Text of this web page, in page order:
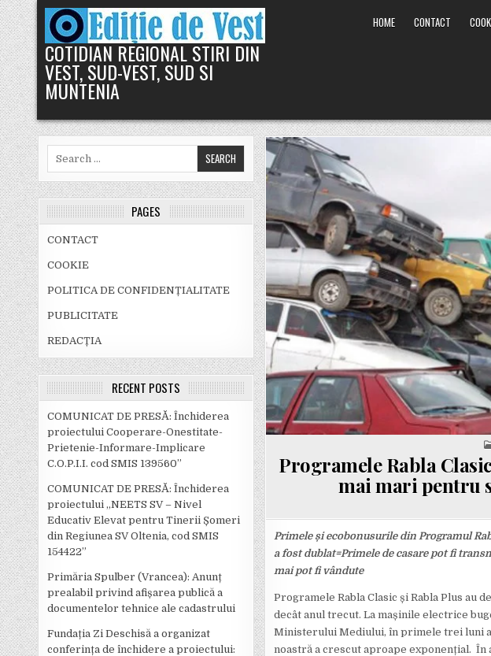
Skip
to
content
COTIDIAN REGIONAL STIRI DIN
VEST, SUD-VEST, SUD SI
MUNTENIA
HOME CONTACT
PAGES
CONTACT
COOKIE
POLITICA DE CONFIDENȚIALITATE
PUBLICITATE
REDACȚIA
RECENT POSTS
COMUNICAT DE PRESĂ: Închiderea
proiectului Cooperare-Onestitate-
Prietenie-Informare-Implicare
C.O.P.I.I. cod SMIS 139560”
COMUNICAT DE PRESĂ: Închiderea
proiectului „NEETS SV – Nivel
Educativ Elevat pentru Tinerii Șomeri
din Regiunea SV Oltenia, cod SMIS
154422”
Primăria Spulber (Vrancea): Anunț
prealabil privind afișarea publică a
documentelor tehnice ale cadastrului
Fundația Zi Deschisă a organizat
conferința de închidere a proiectului:
Programele Rabla
mai mari pentru
Primele și ecobonusurile din Programul
a fost dublat=Primele de casare pot fi
mai pot fi vândute
Programele Rabla Clasic și Rabla Plus au
decât anul trecut. La mașinile electrice
Ministerului Mediului, în primele trei luni
noastră a crescut aproape exponențial. În